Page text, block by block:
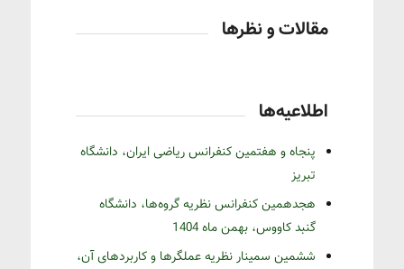
مقالات و نظرها
اطلاعیه‌ها
پنجاه و هفتمین کنفرانس ریاضی ایران، دانشگاه
تبریز
هجدهمین کنفرانس نظریه گروه‌ها، دانشگاه
گنبد کاووس، بهمن ماه 1404
ششمین سمینار نظریه عملگرها و کاربردهای آن،